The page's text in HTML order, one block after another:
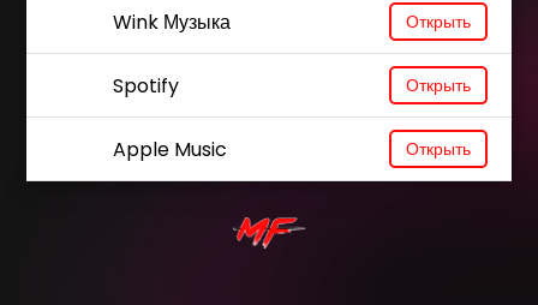
Wink Музыка Открыть
Spotify Открыть
Apple Music Открыть